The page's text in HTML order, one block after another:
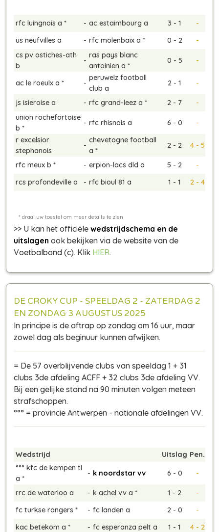
rfc luingnois a * - ac estaimbourg a 3 - 1
-
us neufvilles a
- rfc molenbaix a * 0 - 2
-
cs pv ostiches-ath
b
-
ras pays blanc
antoinien a *
0 - 5 -
ac le roeulx a * -
peruwelz football
club a
2 - 1 -
js isieroise a - rfc grand-leez a * 2 - 7
-
union rochefortoise
b *
- rfc rhisnois a 6 - 0
-
r excelsior
stephanois
-
chevetogne football
a *
2 - 2 4 - 5
rfc meux b * - erpion-lacs dld a 5 - 2
-
rcs profondeville a
- rfc bioul 81 a 1 - 1 2 - 4
>> U kan het officiële wedstrijdschema en de
uitslagen ook bekijken via de website van de
Voetbalbond (c). Klik HIER.
DE CROKY CUP - SPEELDAG 2 - ZATERDAG 2
EN ZONDAG 3 AUGUSTUS 2025
In principe is de aftrap op zondag om 16 uur, maar
zowel dag als beginuur kunnen afwijken.
= De 57 overblijvende clubs van speeldag 1 + 31
clubs 3de afdeling ACFF + 32 clubs 3de afdeling VV.
Bij een gelijke stand na 90 minuten volgen meteen
strafschoppen.
°°° = provincie Antwerpen - nationale afdelingen VV.
Wedstrijd Uitslag Pen.
°°° kfc de kempen tl
a *
- k noordstar vv 6 - 0 -
rrc de waterloo a - k achel vv a * 1 - 2
-
fc turkse rangers *
- fc landen a 2 - 0
-
kac betekom a *
- fc esperanza pelt a 1 - 1 4 - 2